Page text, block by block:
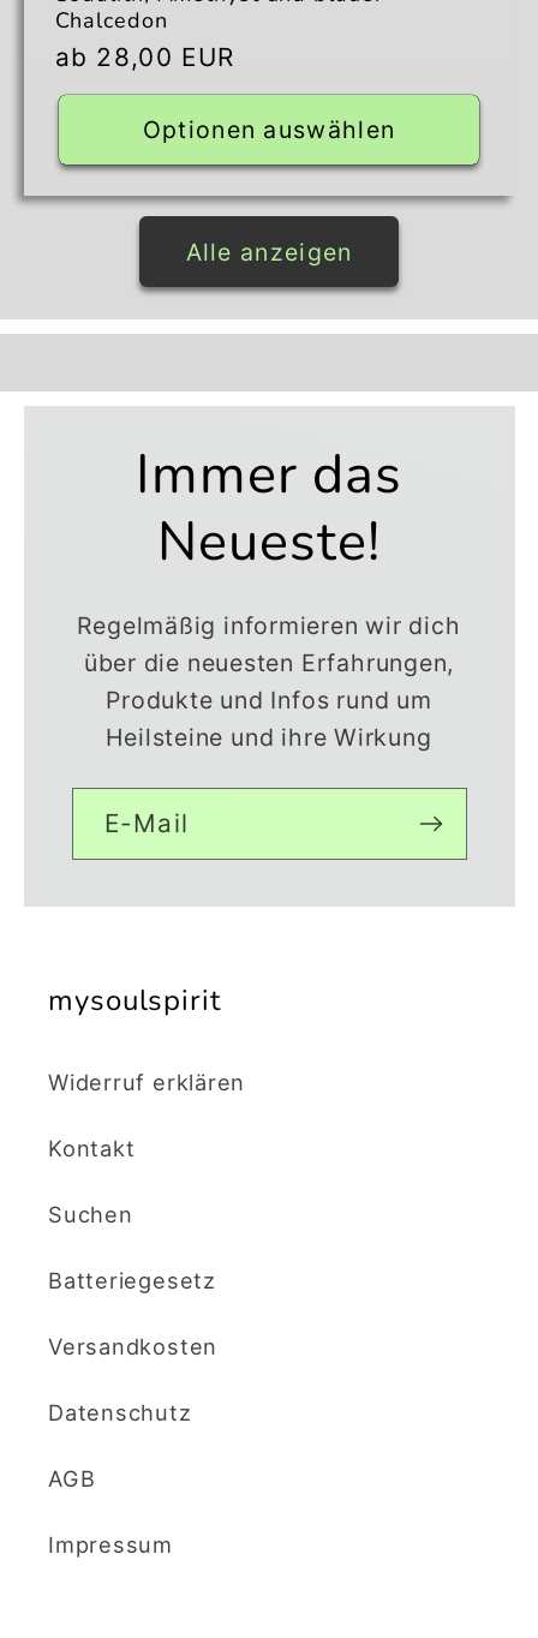
Chalcedon
Normaler
Preis
ab 28,00 EUR
Optionen auswählen
Alle anzeigen
Immer das
Neueste!
Regelmäßig informieren wir dich
über die neuesten Erfahrungen,
Produkte und Infos rund um
Heilsteine und ihre Wirkung
E-Mail
mysoulspirit
Widerruf erklären
Kontakt
Suchen
Batteriegesetz
Versandkosten
Datenschutz
AGB
Impressum